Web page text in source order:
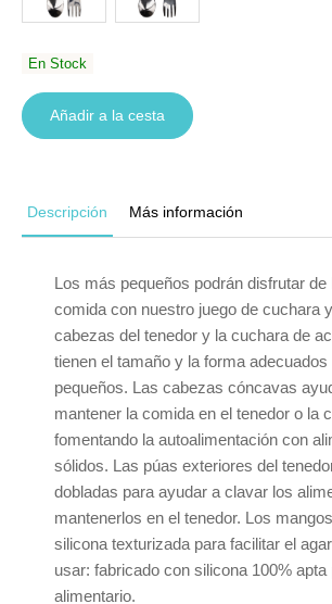
En Stock
Añadir a la cesta
Descripción Más información
Los más pequeños podrán disfrutar de
comida con nuestro juego de cuchara
cabezas del tenedor y la cuchara de
tienen el tamaño y la forma adecuados
pequeños. Las cabezas cóncavas
mantener la comida en el tenedor o la
fomentando la autoalimentación con
sólidos. Las púas exteriores del
dobladas para ayudar a clavar los
mantenerlos en el tenedor. Los
silicona texturizada para facilitar el
usar: fabricado con silicona 100% apta
alimentario.